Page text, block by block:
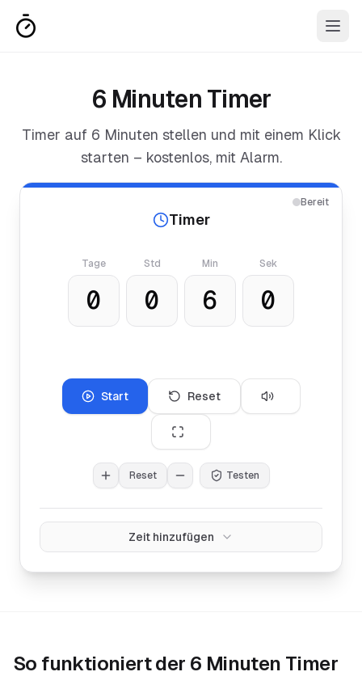
6 Minuten Timer
Timer auf 6 Minuten stellen und mit einem Klick
starten – kostenlos, mit Alarm.
Bereit
Timer
Tage Std Min Sek
Start Reset
Reset Testen
Zeit hinzufügen
So funktioniert der 6 Minuten Timer